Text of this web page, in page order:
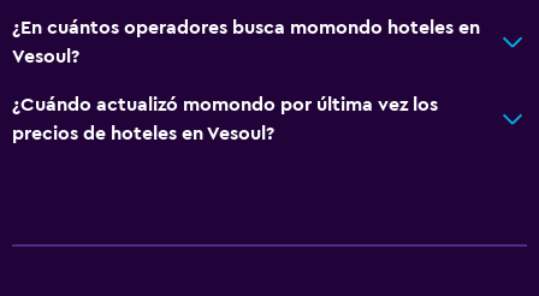
Servicios y facilidades
Servicio de habitaciones
Check-out exprés
¿En cuántos operadores busca momondo hoteles en
Vesoul?
¿Cuándo actualizó momondo por última vez los
precios de hoteles en Vesoul?